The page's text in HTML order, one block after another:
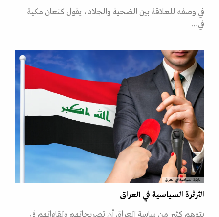
في وصفه للعلاقة بين الضحية والجلاد، يقول كنعان مكية
في…
الثرثرة السياسية في العراق
الثرثرة السياسية في العراق
يتوهم كثير من ساسة العراق أن تصريحاتهم ولقاءاتهم في